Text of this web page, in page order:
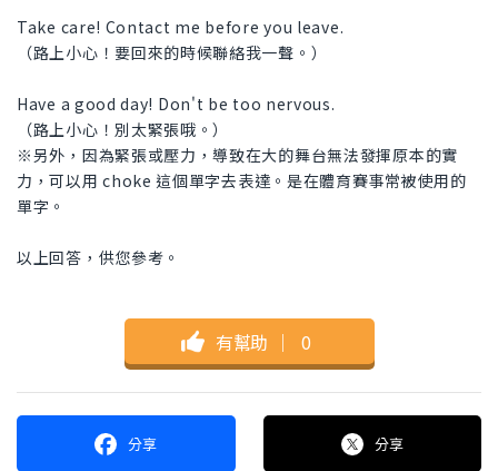
Take care! Contact me before you leave.
（路上小心！要回來的時候聯絡我一聲。）
Have a good day! Don't be too nervous.
（路上小心！別太緊張哦。）
※另外，因為緊張或壓力，導致在大的舞台無法發揮原本的實
力，可以用 choke 這個單字去表達。是在體育賽事常被使用的
單字。
以上回答，供您參考。
有幫助 ｜ 0
分享 分享